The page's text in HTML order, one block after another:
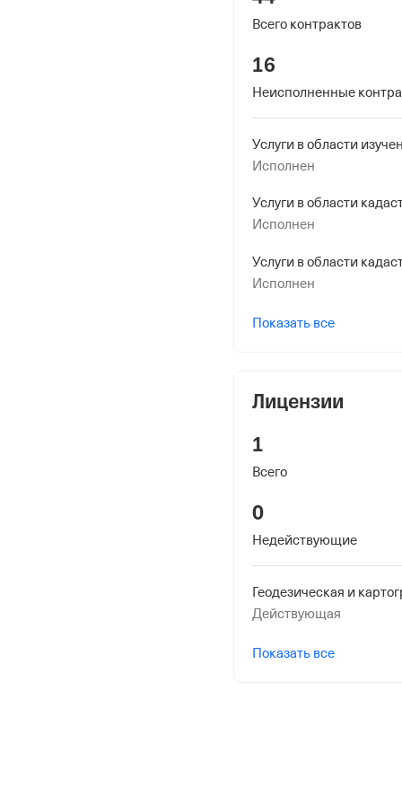
Адрес налоговой
Внебюджетные
Регистрационный
1100773744
Дата регистрации
1 января 2016
Наименование
Российской Федерации
1 января 2016
Отделение Фонда
Российской Федерации
Всего контрактов
16
Неисполненные
Исполнен
Услуги в области
Исполнен
Услуги в области
Исполнен
Показать все
Лицензии
1
Всего
0
Недействующие
Действующая
Показать все